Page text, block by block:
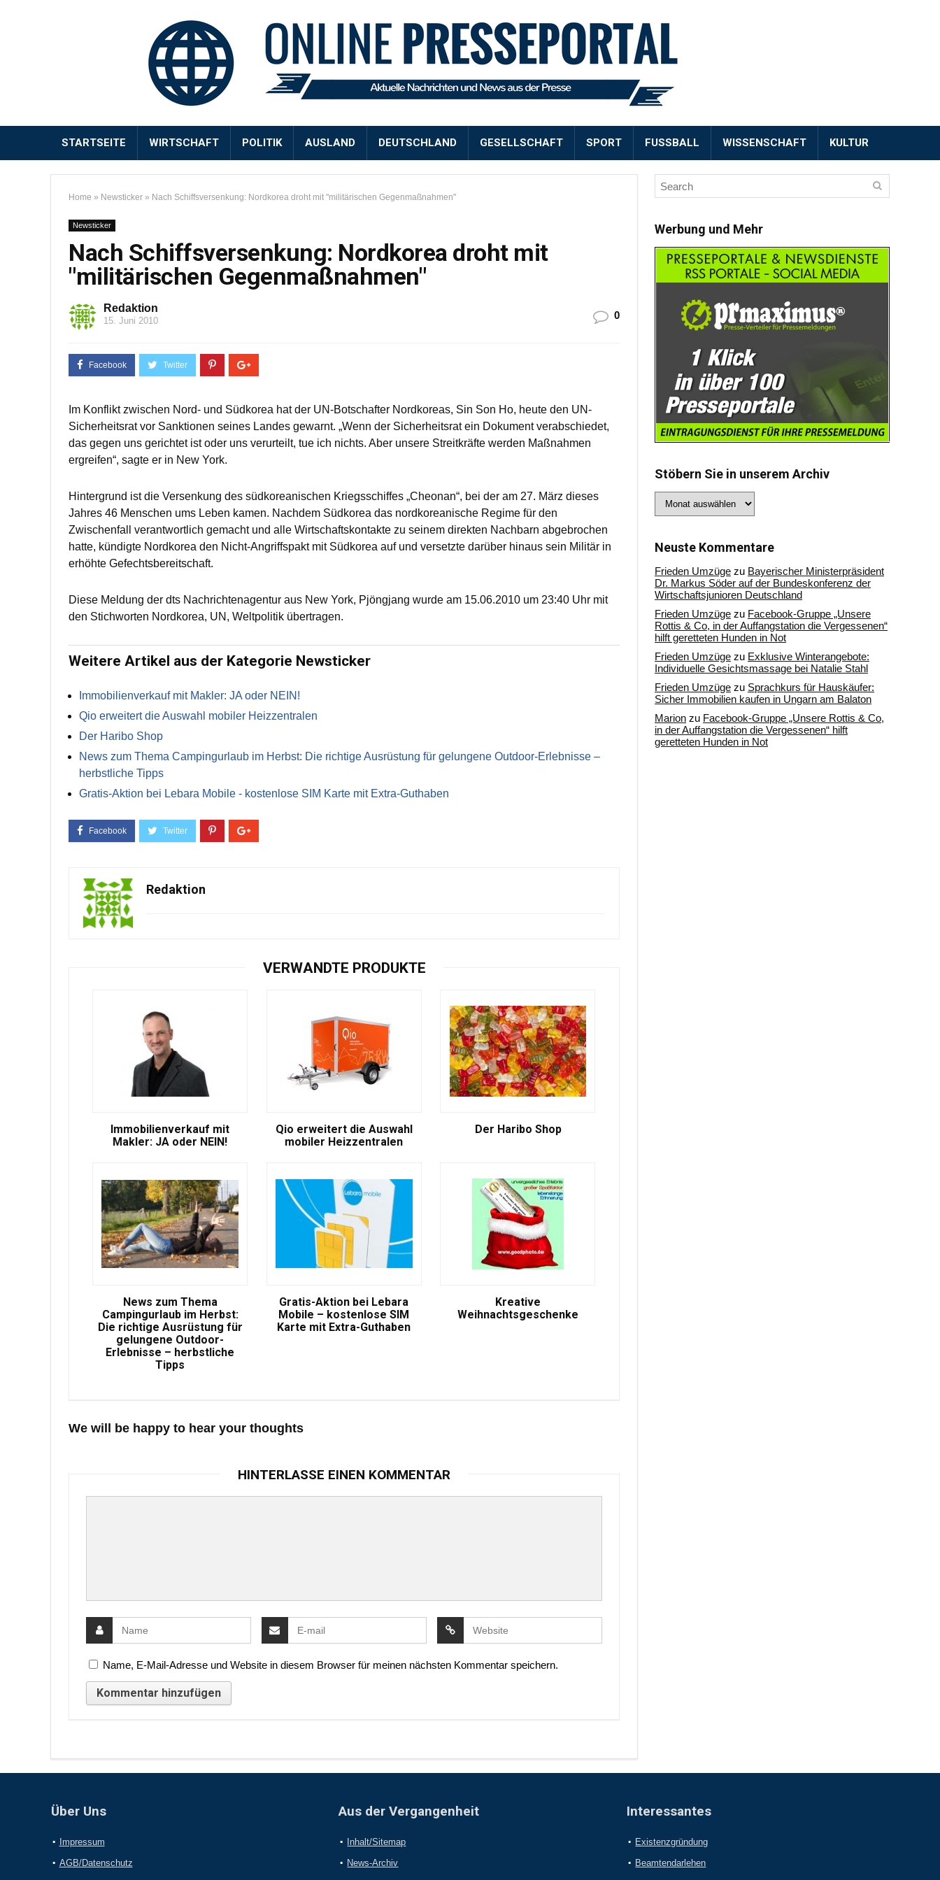
STARTSEITE WIRTSCHAFT POLITIK AUSLAND DEUTSCHLAND GESELLSCHAFT SPORT FUSSBALL WISSENSCHAFT KULTUR
Home » Newsticker » Nach Schiffsversenkung: Nordkorea droht mit "militärischen Gegenmaßnahmen"
Newsticker
Nach Schiffsversenkung: Nordkorea droht mit
"militärischen Gegenmaßnahmen"
Redaktion
15. Juni 2010 0
Im Konflikt zwischen Nord- und Südkorea hat der UN-Botschafter Nordkoreas, Sin Son Ho, heute den UN-
Sicherheitsrat vor Sanktionen seines Landes gewarnt. „Wenn der Sicherheitsrat ein Dokument verabschiedet,
das gegen uns gerichtet ist oder uns verurteilt, tue ich nichts. Aber unsere Streitkräfte werden Maßnahmen
ergreifen“, sagte er in New York.
Hintergrund ist die Versenkung des südkoreanischen Kriegsschiffes „Cheonan“, bei der am 27. März dieses
Jahres 46 Menschen ums Leben kamen. Nachdem Südkorea das nordkoreanische Regime für den
Zwischenfall verantwortlich gemacht und alle Wirtschaftskontakte zu seinem direkten Nachbarn abgebrochen
hatte, kündigte Nordkorea den Nicht-Angriffspakt mit Südkorea auf und versetzte darüber hinaus sein Militär in
erhöhte Gefechtsbereitschaft.
Diese Meldung der dts Nachrichtenagentur aus New York, Pjöngjang wurde am 15.06.2010 um 23:40 Uhr mit
den Stichworten Nordkorea, UN, Weltpolitik übertragen.
Weitere Artikel aus der Kategorie Newsticker
Immobilienverkauf mit Makler: JA oder NEIN!
Qio erweitert die Auswahl mobiler Heizzentralen
Der Haribo Shop
News zum Thema Campingurlaub im Herbst: Die richtige Ausrüstung für gelungene Outdoor-Erlebnisse –
herbstliche Tipps
Gratis-Aktion bei Lebara Mobile - kostenlose SIM Karte mit Extra-Guthaben
Redaktion
VERWANDTE PRODUKTE
Immobilienverkauf mit
Makler: JA oder NEIN!
Qio erweitert die Auswahl
mobiler Heizzentralen
Der Haribo Shop
News zum Thema
Campingurlaub im Herbst:
Die richtige Ausrüstung für
gelungene Outdoor-
Erlebnisse – herbstliche
Tipps
Gratis-Aktion bei Lebara
Mobile – kostenlose SIM
Karte mit Extra-Guthaben
Kreative
Weihnachtsgeschenke
We will be happy to hear your thoughts
HINTERLASSE EINEN KOMMENTAR
Name, E-Mail-Adresse und Website in diesem Browser für meinen nächsten Kommentar speichern.
Werbung und Mehr
Stöbern Sie in unserem Archiv
Sie
Archiv
Neuste Kommentare
Frieden Umzüge zu Bayerischer Ministerpräsident
Dr. Markus Söder auf der Bundeskonferenz der
Wirtschaftsjunioren Deutschland
Frieden Umzüge zu Facebook-Gruppe „Unsere
Rottis & Co, in der Auffangstation die Vergessenen“
hilft geretteten Hunden in Not
Frieden Umzüge zu Exklusive Winterangebote:
Individuelle Gesichtsmassage bei Natalie Stahl
Frieden Umzüge zu Sprachkurs für Hauskäufer:
Sicher Immobilien kaufen in Ungarn am Balaton
Marion zu Facebook-Gruppe „Unsere Rottis & Co,
in der Auffangstation die Vergessenen“ hilft
geretteten Hunden in Not
Über Uns
Impressum
AGB/Datenschutz
Aus der Vergangenheit
Inhalt/Sitemap
News-Archiv
Interessantes
Existenzgründung
Beamtendarlehen